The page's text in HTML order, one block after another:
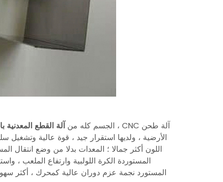
الجسم كله منآلة القطع المعدنية
الأرضية ، ولديها استقرار جيد ، قوة عالية وتشغيل
اللون أكثر جمالا ؛ المعدات بدلا من وضع انتقال
المستوردة الكرة اللولبية وارتفاع الملعب
المستورد نجمة عزم دوران عالية كمحرك ، أكثر